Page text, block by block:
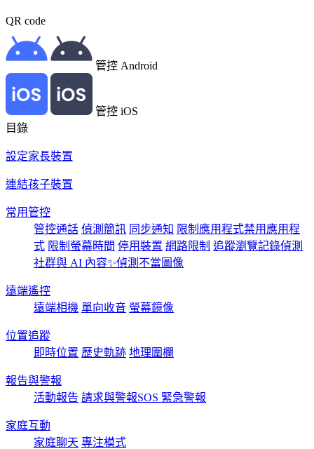
QR code
管控 Android
管控 iOS
目錄
設定家長裝置
連結孩子裝置
常用管控
管控通話 偵測簡訊 同步通知 限制應用程式禁用應用程
式 限制螢幕時間 停用裝置 網路限制 追蹤瀏覽記錄偵測
社群與 AI 內容✨偵測不當圖像
遠端遙控
遠端相機 單向收音 螢幕鏡像
位置追蹤
即時位置 歷史軌跡 地理圍欄
報告與警報
活動報告 請求與警報SOS 緊急警報
家庭互動
家庭聊天 專注模式